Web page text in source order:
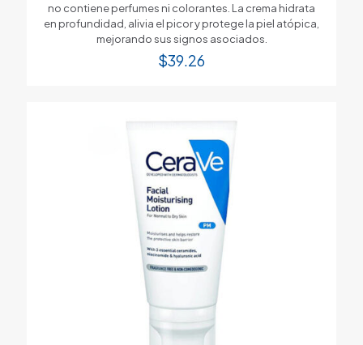
no contiene perfumes ni colorantes. La crema hidrata
en profundidad, alivia el picor y protege la piel atópica,
mejorando sus signos asociados.
$39.26